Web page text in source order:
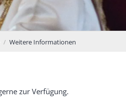
Weitere Informationen
zur Verfügung.